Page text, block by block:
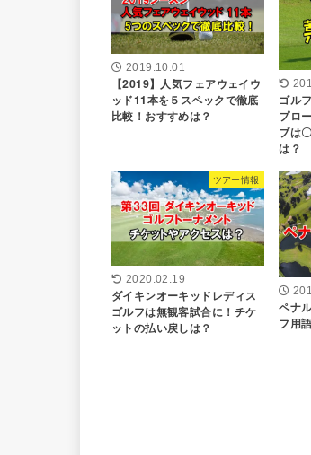
2019.10.01
【2019】人気フェアウェイウ
ッド11本を５スペックで徹底
比較！おすすめは？
ゴル
プロ
ブは
は？
ツアー情報
2020.02.19
ダイキンオーキッドレディス
ゴルフは無観客試合に！チケ
ットの払い戻しは？
ペナ
フ用